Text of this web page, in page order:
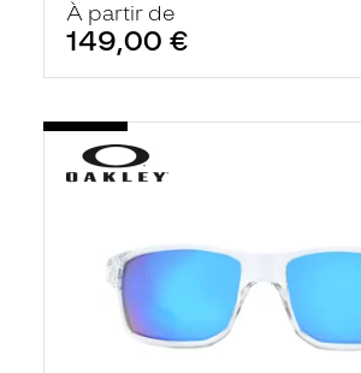
À partir de
149,00 €